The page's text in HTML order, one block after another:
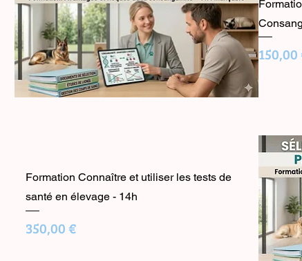
Prix
150,00
Formation Connaître et utiliser les tests de
santé en élevage - 14h
Prix
350,00 €